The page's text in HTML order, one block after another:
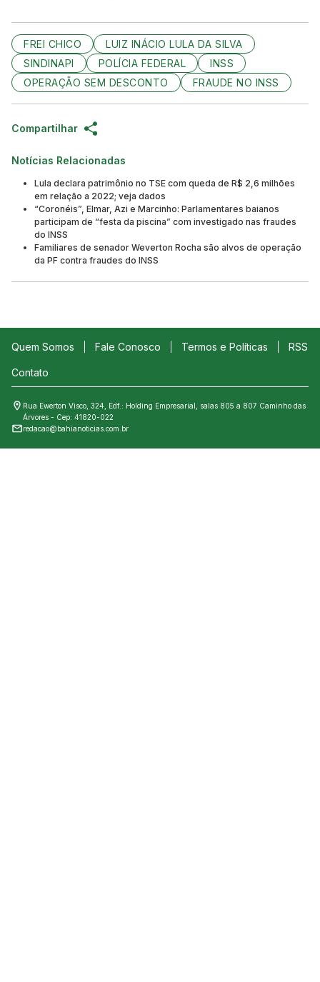
FREI CHICO
LUIZ INÁCIO LULA DA SILVA
SINDINAPI
POLÍCIA FEDERAL
INSS
OPERAÇÃO SEM DESCONTO
FRAUDE NO INSS
Compartilhar
Notícias Relacionadas
Lula declara patrimônio no TSE com queda de R$ 2,6 milhões
em relação a 2022; veja dados
“Coronéis”, Elmar, Azi e Marcinho: Parlamentares baianos
participam de “festa da piscina” com investigado nas fraudes
do INSS
Familiares de senador Weverton Rocha são alvos de operação
da PF contra fraudes do INSS
Quem Somos Fale Conosco Termos e Políticas RSS
Contato
Rua Ewerton Visco, 324, Edf.: Holding Empresarial, salas 805 a 807 Caminho das
Árvores - Cep: 41820-022
redacao@bahianoticias.com.br